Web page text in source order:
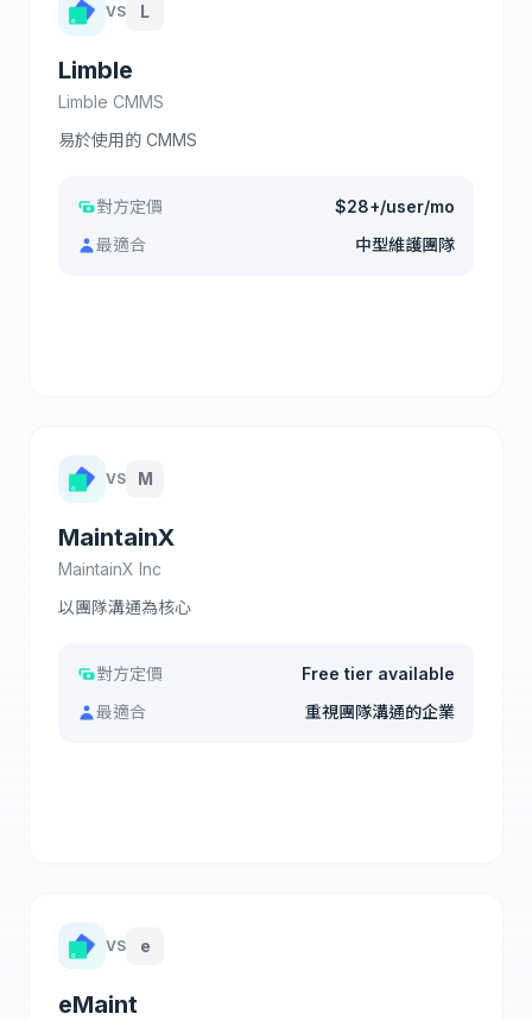
VS L
Limble
Limble CMMS
易於使用的 CMMS
對方定價
$28+/user/mo
最適合
中型維護團隊
VS M
MaintainX
MaintainX Inc
以團隊溝通為核心
對方定價
Free tier available
最適合
重視團隊溝通的企業
VS e
eMaint